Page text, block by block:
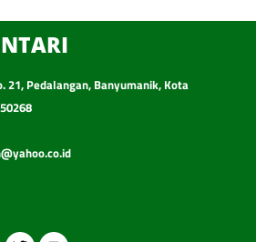
21, Pedalangan, Banyumanik, Kota